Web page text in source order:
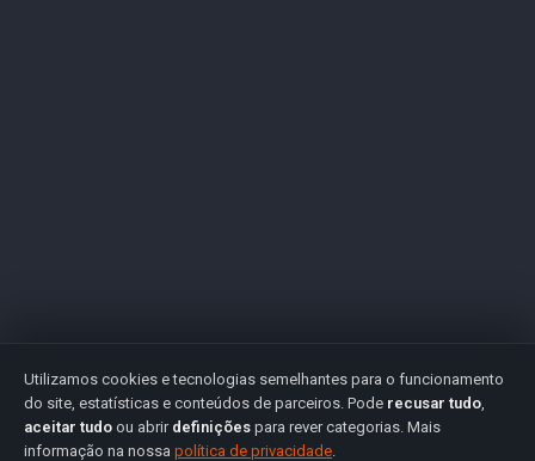
Utilizamos cookies e tecnologias semelhantes para o funcionamento
do site, estatísticas e conteúdos de parceiros. Pode recusar tudo,
aceitar tudo ou abrir definições para rever categorias. Mais
informação na nossa política de privacidade.